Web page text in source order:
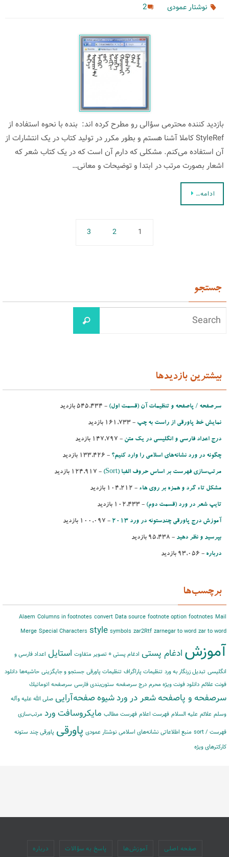
نوشتار عمودی
2
بازدید كننده محترمی سؤالی رو مطرح كرده‌ اند: بنده با نحوه استفاده از
StyleRef کاملا آشنا هستم و بطور مکرر در تولید کتاب در یک انتشارات از
آن استفاده می‌کنم. مشکلی که دارم آن است که در یک کتاب شعر که
اشعار بصورت مرتب در ابتدا و توضیحات و معانی…
ادامه…
1
2
3
جستجو
بیشترین بازدیدها
سرصفحه / پاصفحه و تنظیمات آن (قسمت اول) - ‌545,434 بازدید
نمایش خط پاورقی از راست به چپ - ‌161,733 بازدید
درج اعداد فارسی و انگلیسی در یك متن - ‌147,797 بازدید
چگونه در ورد نشانه‌های اسلامی را وارد کنیم؟ - ‌133,426 بازدید
مرتب‌‌سازی فهرست بر اساس حروف الفبا (Sort)‌ - ‌124,917 بازدید
مشكل تاء گرد و همزه بر روی هاء - ‌104,212 بازدید
تایپ شعر در ورد (قسمت دوم) - ‌102,433 بازدید
آموزش درج پاورقی چندستونه در ورد 2013 - ‌100,097 بازدید
بپرسید و نظر دهید - ‌95,438 بازدید
درباره - ‌93,056 بازدید
برچسب‌ها
Alaem Columns in footnotes convert Data source footnote option footnotes Mail
Merge Special Characters style symbols zar2Rtf zarnegar to word zar to word
آموزش ادغام پستی ادغام پستی + تصویر متفاوت استایل اعداد فارسی و
انگلیسی تبدیل زرنگار به ورد تنظیمات پاراگراف تنظیمات پاورقی جستجو و جایگزینی حاشیه‌‌ها دانلود
فونت علائم دانلود فونت ویژه محرم درج سرصفحه ستون‌بندی فارسی سرصفحه اتوماتیك
سرصفحه و پاصفحهشعر در وردشیوهصفحه‌آرایی صلی الله علیه وآله
وسلم علائم علیه السلام فهرست اعلام فهرست مطالب مایكروسافت ورد مرتب‌‌سازی
فهرست / sort منبع اطلاعاتی نشانه‌های اسلامی نوشتار عمودی پاورقی پاورقی چند ستونه
کارکترهای ویژه
صفحه اصلی آموزش‌ها پاسخ به سؤالات درباره